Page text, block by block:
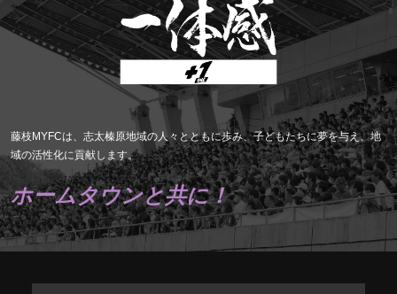
藤枝MYFCは、志太榛原地域の人々とともに歩み、子どもたちに夢を与え、地
域の活性化に貢献します。
ホームタウンと共に！